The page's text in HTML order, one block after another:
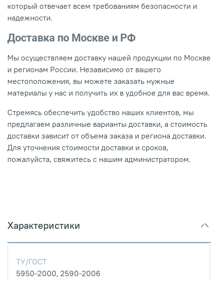
который отвечает всем требованиям безопасности и
надежности.
Доставка по Москве и РФ
Мы осуществляем доставку нашей продукции по Москве
и регионам России. Независимо от вашего
местоположения, вы можете заказать нужные
материалы у нас и получить их в удобное для вас время.
Стремясь обеспечить удобство наших клиентов, мы
предлагаем различные варианты доставки, а стоимость
доставки зависит от объема заказа и региона доставки.
Для уточнения стоимости доставки и сроков,
пожалуйста, свяжитесь с нашим администратором.
Характеристики
ТУ/ГОСТ
5950-2000, 2590-2006